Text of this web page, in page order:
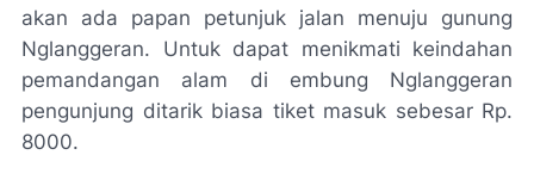
akan ada papan petunjuk jalan menuju gunung
Nglanggeran. Untuk dapat menikmati keindahan
pemandangan alam di embung Nglanggeran
pengunjung ditarik biasa tiket masuk sebesar Rp.
8000.